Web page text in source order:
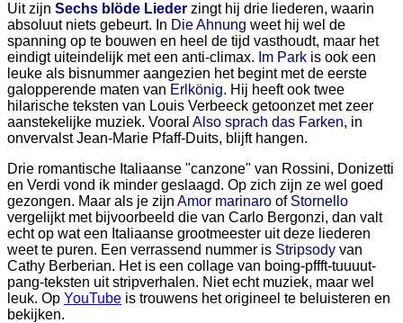
Uit zijn Sechs blöde Lieder zingt hij drie liederen, waarin
absoluut niets gebeurt. In Die Ahnung weet hij wel de
spanning op te bouwen en heel de tijd vasthoudt, maar het
eindigt uiteindelijk met een anti-climax. Im Park is ook een
leuke als bisnummer aangezien het begint met de eerste
galopperende maten van Erlkönig. Hij heeft ook twee
hilarische teksten van Louis Verbeeck getoonzet met zeer
aanstekelijke muziek. Vooral Also sprach das Farken, in
onvervalst Jean-Marie Pfaff-Duits, blijft hangen.
Drie romantische Italiaanse "canzone" van Rossini, Donizetti
en Verdi vond ik minder geslaagd. Op zich zijn ze wel goed
gezongen. Maar als je zijn Amor marinaro of Stornello
vergelijkt met bijvoorbeeld die van Carlo Bergonzi, dan valt
echt op wat een Italiaanse grootmeester uit deze liederen
weet te puren. Een verrassend nummer is Stripsody van
Cathy Berberian. Het is een collage van boing-pffft-tuuuut-
pang-teksten uit stripverhalen. Niet echt muziek, maar wel
leuk. Op YouTube is trouwens het origineel te beluisteren en
bekijken.